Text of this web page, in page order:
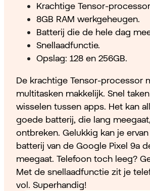
Krachtige Tensor-
8GB RAM werkgeheugen.
Batterij die de hele dag
Snellaadfunctie.
Opslag: 128 en 256GB.
De krachtige Tensor-processor
multitasken makkelijk. Snel
wisselen tussen apps. Het kan
goede batterij, die lang
ontbreken. Gelukkig kan je
batterij van de Google Pixel 9a
meegaat. Telefoon toch leeg?
Met de snellaadfunctie zit je
vol. Superhandig!